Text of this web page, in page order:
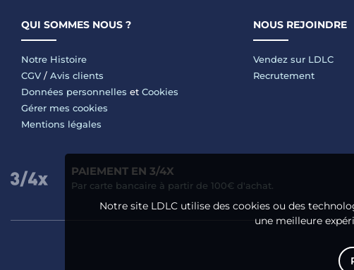
Notre site LDLC utilise des cookies ou des
une meilleure
QUI SOMMES NOUS ?
Notre Histoire
CGV / Avis clients
Données personnelles et Cookies
Gérer mes cookies
Mentions légales
NOUS REJOINDRE
Vendez sur LDLC
Recrutement
PAIEMENT EN 3/4X
Par carte bancaire à partir de 100€ d'achat.